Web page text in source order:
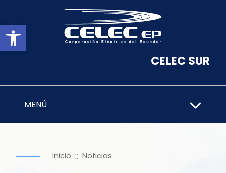
Abrir barra de herramientas
CELEC SUR
MENÚ
Inicio :: Noticias